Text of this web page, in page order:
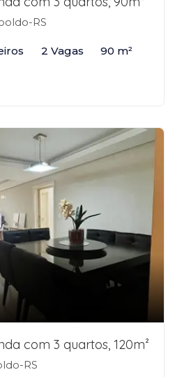
RS
2 Vagas 90 m²
com 3 quartos, 120m²
RS